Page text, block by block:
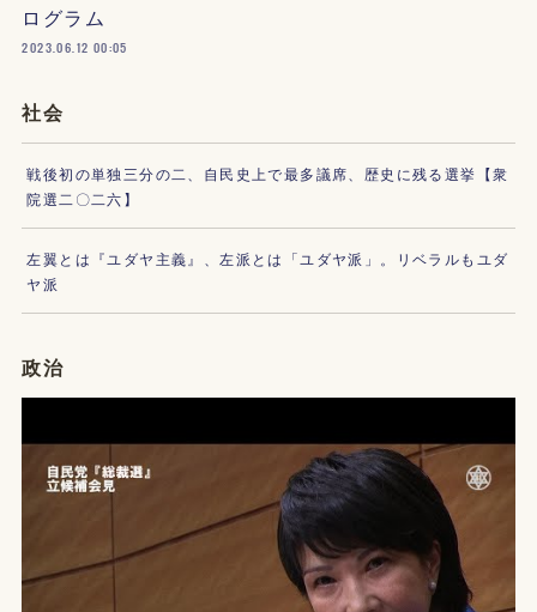
ログラム
2023.06.12 00:05
社会
戦後初の単独三分の二、自民史上で最多議席、歴史に残る選挙【衆
院選二〇二六】
左翼とは『ユダヤ主義』、左派とは「ユダヤ派」。リベラルもユダ
ヤ派
政治